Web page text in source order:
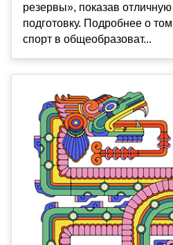
резервы», показав
подготовку. Подробнее о
спорт в общеобразоват...